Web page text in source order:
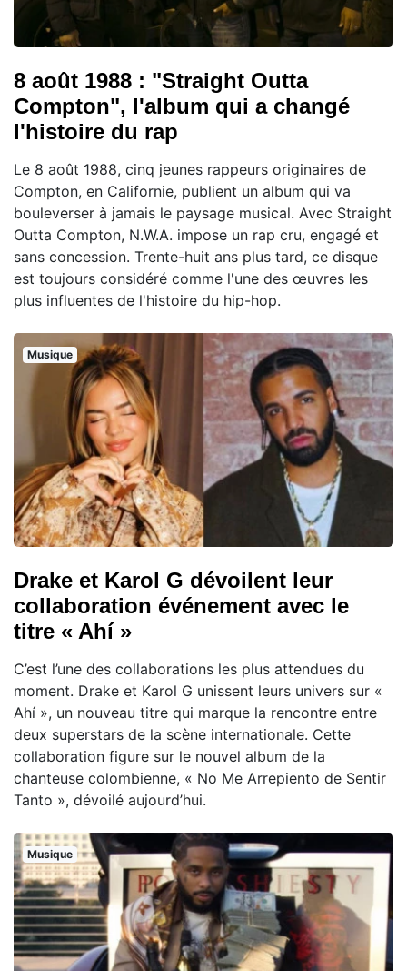
8 août 1988 : "Straight Outta
Compton", l'album qui a changé
l'histoire du rap
Le 8 août 1988, cinq jeunes rappeurs originaires de
Compton, en Californie, publient un album qui va
bouleverser à jamais le paysage musical. Avec Straight
Outta Compton, N.W.A. impose un rap cru, engagé et
sans concession. Trente-huit ans plus tard, ce disque
est toujours considéré comme l'une des œuvres les
plus influentes de l'histoire du hip-hop.
Musique
Drake et Karol G dévoilent leur
collaboration événement avec le
titre « Ahí »
C’est l’une des collaborations les plus attendues du
moment. Drake et Karol G unissent leurs univers sur «
Ahí », un nouveau titre qui marque la rencontre entre
deux superstars de la scène internationale. Cette
collaboration figure sur le nouvel album de la
chanteuse colombienne, « No Me Arrepiento de Sentir
Tanto », dévoilé aujourd’hui.
Musique